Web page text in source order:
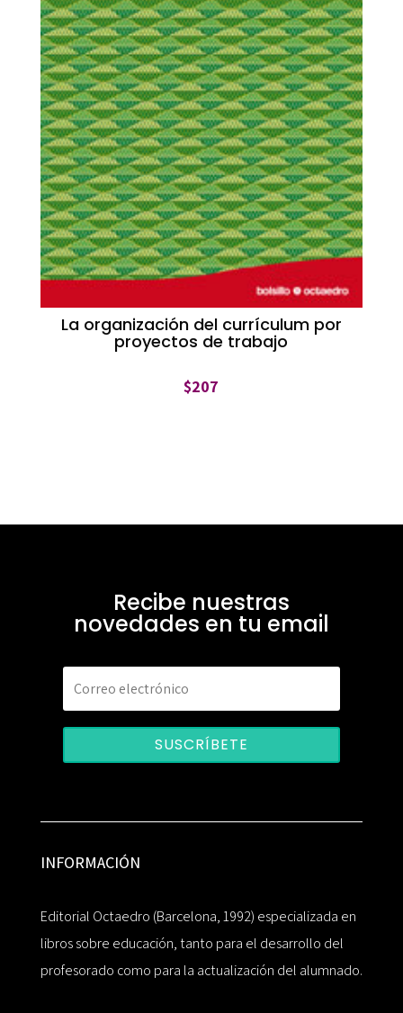
La organización del currículum por
proyectos de trabajo
$207
Recibe nuestras
novedades en tu email
SUSCRÍBETE
INFORMACIÓN
Editorial Octaedro (Barcelona, 1992) especializada en
libros sobre educación, tanto para el desarrollo del
profesorado como para la actualización del alumnado.